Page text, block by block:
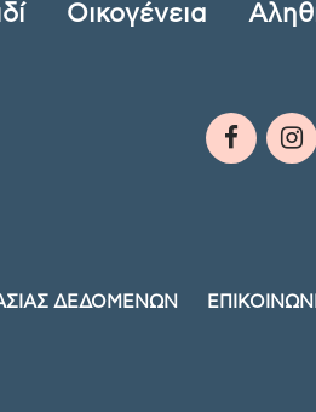
Οικογένεια
ΔΕΔΟΜΕΝΩΝ